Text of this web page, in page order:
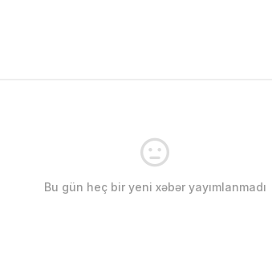
Bu gün heç bir yeni xəbər yayımlanmadı